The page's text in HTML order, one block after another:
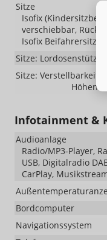
Sitze
Isofix
verschiebbar,
Isofix Beifahrersitz,
Sitze: Lordosenstütze
Sitze: Verstellbarkeit
Infotainment &
Audioanlage
Radio/MP3-Player,
USB, Digitalradio
CarPlay,
Bordcomputer
Navigationssystem